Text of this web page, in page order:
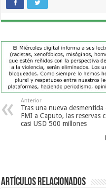
Anterior
Tras una nueva desmentida
FMI a Caputo, las reservas
casi USD 500 millones
Artículos Relacionados